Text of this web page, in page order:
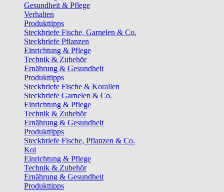
Gesundheit & Pflege
Verhalten
Produkttipps
Steckbriefe Fische, Garnelen & Co.
Steckbriefe Pflanzen
Einrichtung & Pflege
Technik & Zubehör
Ernährung & Gesundheit
Produkttipps
Steckbriefe Fische & Korallen
Steckbriefe Garnelen & Co.
Einrichtung & Pflege
Technik & Zubehör
Ernährung & Gesundheit
Produkttipps
Steckbriefe Fische, Pflanzen & Co.
Koi
Einrichtung & Pflege
Technik & Zubehör
Ernährung & Gesundheit
Produkttipps